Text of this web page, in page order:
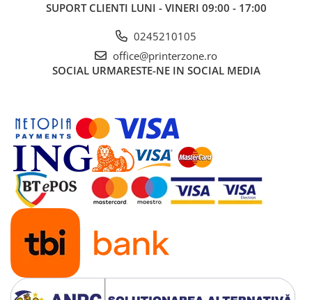
Filament imprimanta 3D
Ultrabookuri
Laptop-uri 2 in 1
Accesorii laptop
Mini PC AI
Piese si accesorii
Accesorii Printing
Ribbon
Desktop PC
PC Office
SUPORT CLIENTI LUNI - VINERI 09:00 - 17:00
0245210105
office@printerzone.ro
SOCIAL URMARESTE-NE IN SOCIAL MEDIA